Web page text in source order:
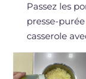
Passez les
presse-purée
casserole